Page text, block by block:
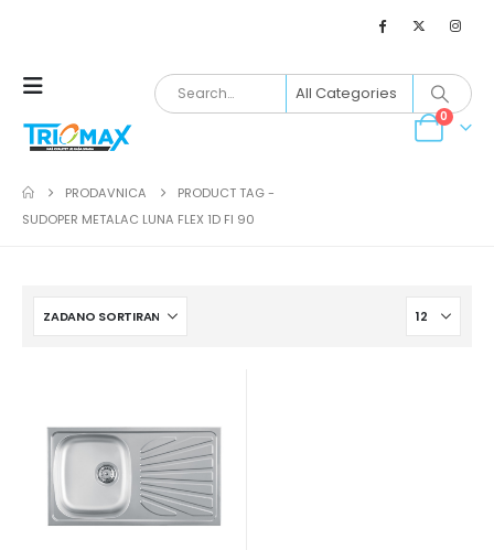
0
PRODAVNICA
PRODUCT TAG -
SUDOPER METALAC LUNA FLEX 1D FI 90